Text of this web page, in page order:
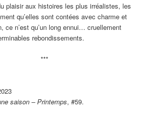
plaisir aux histoires les plus irréalistes, les
qu’elles sont contées avec charme et
ce n’est qu’un long ennui… cruellement
rebondissements.
***
saison – Printemps, #59.